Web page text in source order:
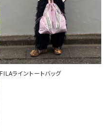
FILAライントートバッグ